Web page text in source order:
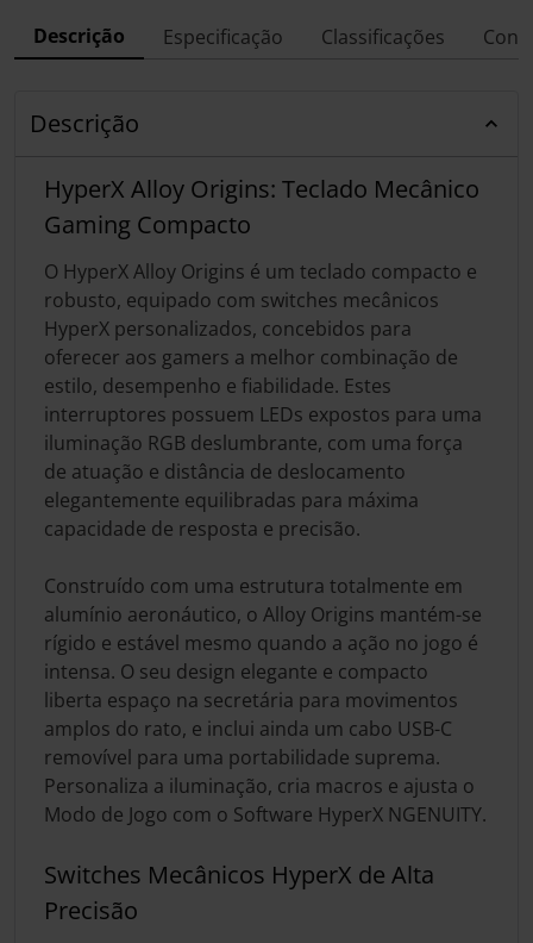
Descrição Especificação Classificações
Descrição
HyperX Alloy Origins: Teclado Mecânico
Gaming Compacto
O HyperX Alloy Origins é um teclado compacto e
robusto, equipado com switches mecânicos
HyperX personalizados, concebidos para
oferecer aos gamers a melhor combinação de
estilo, desempenho e fiabilidade. Estes
interruptores possuem LEDs expostos para uma
iluminação RGB deslumbrante, com uma força
de atuação e distância de deslocamento
elegantemente equilibradas para máxima
capacidade de resposta e precisão.
Construído com uma estrutura totalmente em
alumínio aeronáutico, o Alloy Origins mantém-se
rígido e estável mesmo quando a ação no jogo é
intensa. O seu design elegante e compacto
liberta espaço na secretária para movimentos
amplos do rato, e inclui ainda um cabo USB-C
removível para uma portabilidade suprema.
Personaliza a iluminação, cria macros e ajusta o
Modo de Jogo com o Software HyperX NGENUITY.
Switches Mecânicos HyperX de Alta
Precisão